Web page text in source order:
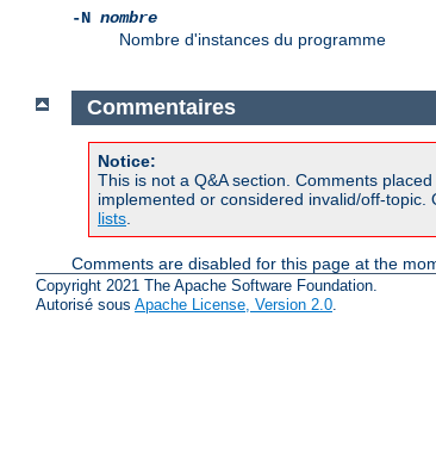
-N nombre
Nombre d'instances du programme
Commentaires
Notice:
This is not a Q&A section. Comments
implemented or considered invalid/off-
lists
Comments are disabled for this page at the
Copyright 2021 The Apache Software Foundation.
Autorisé sous Apache License, Version 2.0.